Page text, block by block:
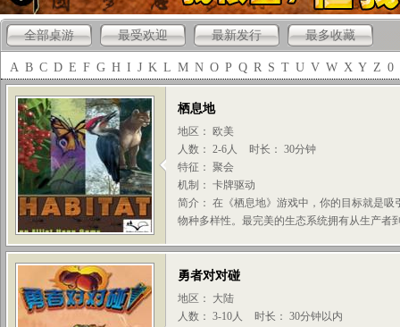
全部桌游 最受欢迎 最新发行 最多收藏
A B C D E F G H I J K L M N O P Q R S T U V W X Y Z 0
栖息地
地区： 欧美
人数： 2-6人
时长： 30分钟
特征： 聚会
机制： 卡牌驱动
简介： 在《栖息地》游戏中，你的目标就是
物种多样性。最完美的生态系统拥有从生产者
勇者对对碰
地区： 大陆
人数： 3-10人
时长： 30分钟以内